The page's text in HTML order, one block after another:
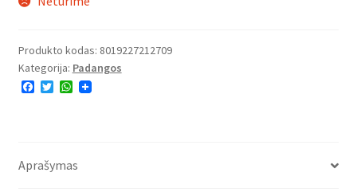
Produkto kodas: 8019227212709
Kategorija: Padangos
F
o
T
r
W
p
Aprašymas